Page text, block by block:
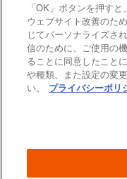
サイトポリシー
並行輸入品について
返品について
よくあるご質問
「OK」ボタンを押す
ウェブサイト改善のた
じてパーソナライズさ
信のために、ご使用の
ることに同意したこと
や種類、また設定の変
い。
プライバシーポリ